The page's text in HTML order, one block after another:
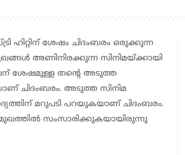
ശേഷം ചിദംബരം ഒരുക്കുന്ന
അണിനിരക്കുന്ന സിനിമയ്ക്കായി
ശേഷമുള്ള തന്റെ അടുത്ത
ചിദംബരം. അടുത്ത സിനിമ
മറുപടി പറയുകയാണ് ചിദംബരം.
സംസാരിക്കുകയായിരുന്നു